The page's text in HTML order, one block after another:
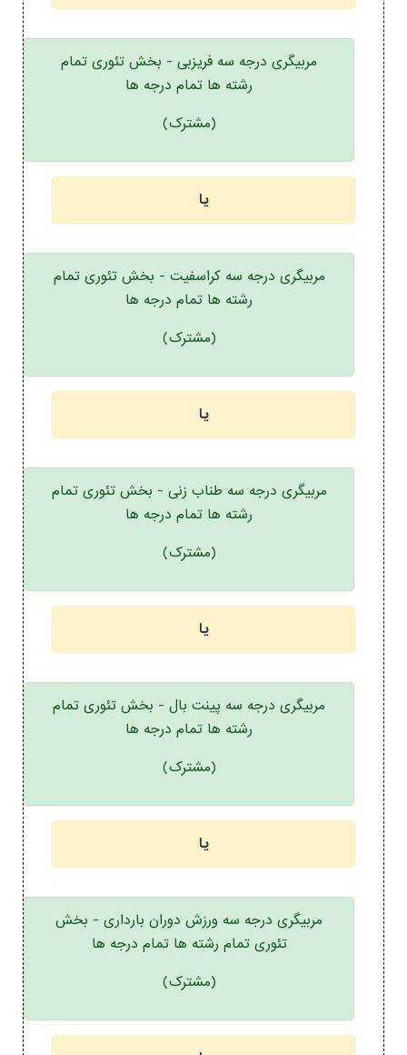
مربیگری درجه سه فریزبی - بخش تئوری تمام
رشته ها تمام درجه ها
(مشترک)
یا
مربیگری درجه سه کراسفیت - بخش تئوری تمام
رشته ها تمام درجه ها
(مشترک)
یا
مربیگری درجه سه طناب زنی - بخش تئوری تمام
رشته ها تمام درجه ها
(مشترک)
یا
مربیگری درجه سه پینت بال - بخش تئوری تمام
رشته ها تمام درجه ها
(مشترک)
یا
مربیگری درجه سه ورزش دوران بارداری - بخش
تئوری تمام رشته ها تمام درجه ها
(مشترک)